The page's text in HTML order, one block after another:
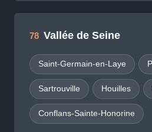
78 Vallée de Seine
Saint-Germain-en-Laye
Sartrouville Houilles
Conflans-Sainte-Honorine